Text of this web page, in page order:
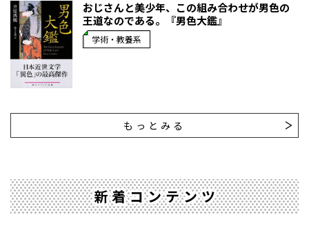
おじさんと美少年、この組み合わせが男色の
王道なのである。『男色大鑑』
学術・教養系
もっとみる
新着コンテンツ